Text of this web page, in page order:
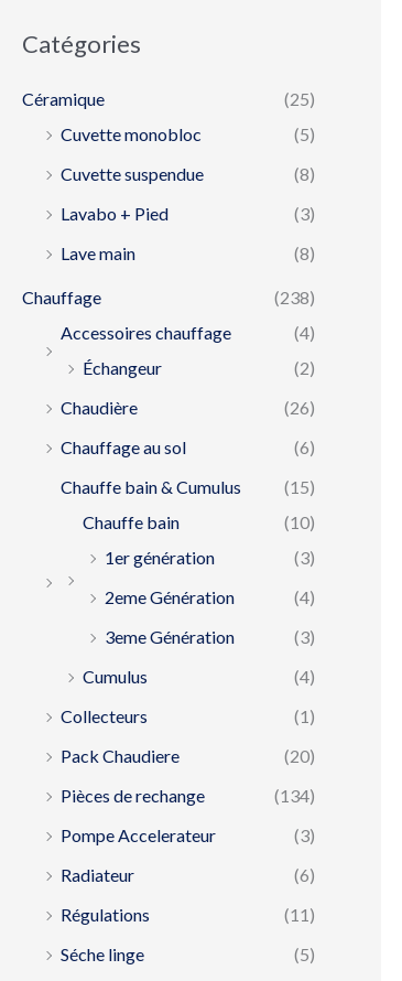
Catégories
Céramique
(25)
Cuvette monobloc
(5)
Cuvette suspendue
(8)
Lavabo + Pied
(3)
Lave main
(8)
Chauffage
(238)
Accessoires chauffage
(4)
Échangeur
(2)
Chaudière
(26)
Chauffage au sol
(6)
Chauffe bain & Cumulus
(15)
Chauffe bain
(10)
1er génération
(3)
2eme Génération
(4)
3eme Génération
(3)
Cumulus
(4)
Collecteurs
(1)
Pack Chaudiere
(20)
Pièces de rechange
(134)
Pompe Accelerateur
(3)
Radiateur
(6)
Régulations
(11)
Séche linge
(5)